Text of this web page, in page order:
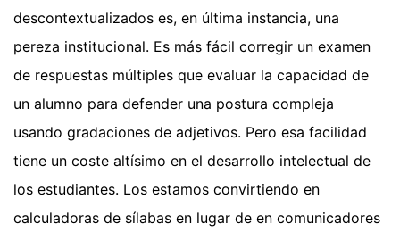
descontextualizados es, en última instancia, una
pereza institucional. Es más fácil corregir un examen
de respuestas múltiples que evaluar la capacidad de
un alumno para defender una postura compleja
usando gradaciones de adjetivos. Pero esa facilidad
tiene un coste altísimo en el desarrollo intelectual de
los estudiantes. Los estamos convirtiendo en
calculadoras de sílabas en lugar de en comunicadores